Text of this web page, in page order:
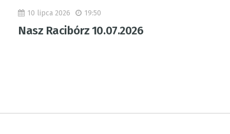
10 lipca 2026 19:50
Nasz Racibórz 10.07.2026